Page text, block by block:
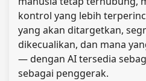
kontrol yang lebih
yang akan ditargetkan,
dikecualikan, dan mana
— dengan AI tersedia
sebagai penggerak.